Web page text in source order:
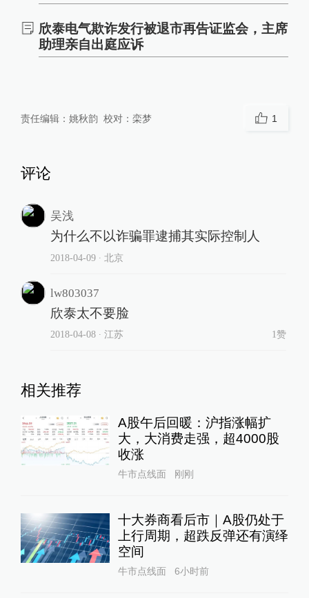
欣泰电气欺诈发行被退市再告证监会，主席
助理亲自出庭应诉
责任编辑： 姚秋韵 校对： 栾梦 1
评论
吴浅
为什么不以诈骗罪逮捕其实际控制人
2018-04-09∙ 北京
lw803037
欣泰太不要脸
2018-04-08∙ 江苏 1赞
相关推荐
A股午后回暖：沪指涨幅扩
大，大消费走强，超4000股
收涨
牛市点线面 刚刚
十大券商看后市｜A股仍处于
上行周期，超跌反弹还有演绎
空间
牛市点线面 6小时前